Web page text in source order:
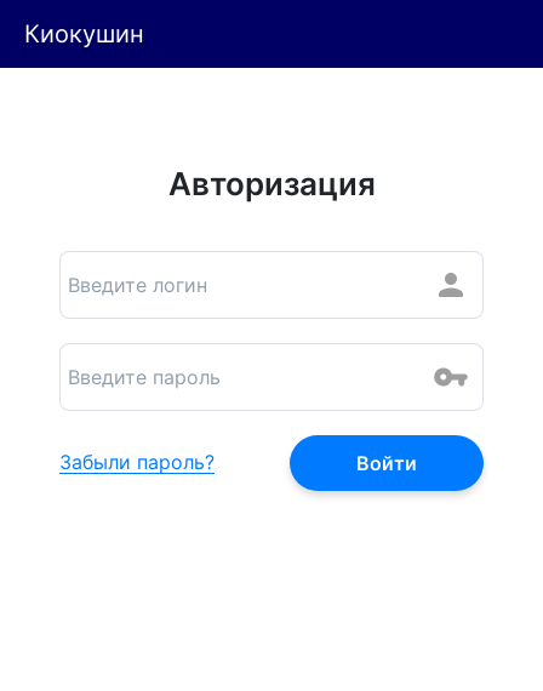
Киокушин
Авторизация
Забыли пароль?